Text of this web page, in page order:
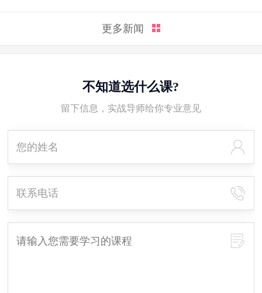
更多新闻
不知道选什么课?
留下信息，实战导师给你专业意见